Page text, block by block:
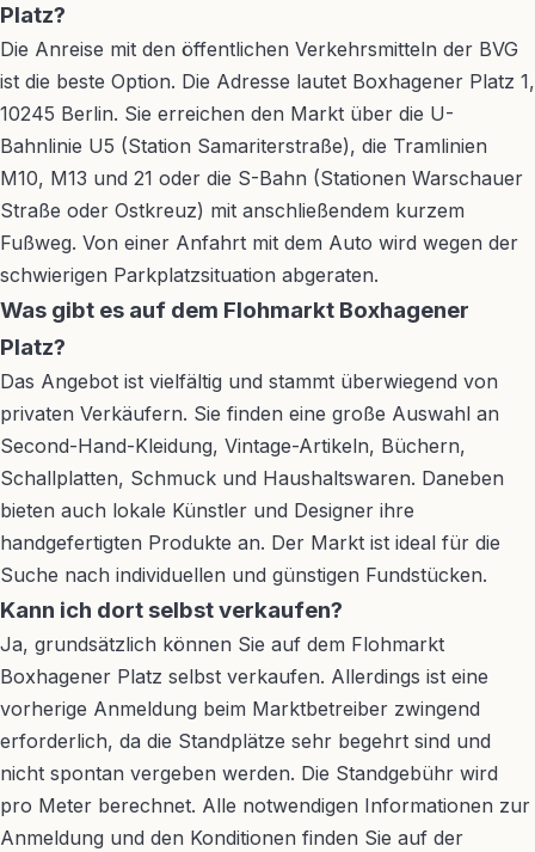
Platz?
Die Anreise mit den öffentlichen Verkehrsmitteln der BVG
ist die beste Option. Die Adresse lautet Boxhagener Platz 1,
10245 Berlin. Sie erreichen den Markt über die U-
Bahnlinie U5 (Station Samariterstraße), die Tramlinien
M10, M13 und 21 oder die S-Bahn (Stationen Warschauer
Straße oder Ostkreuz) mit anschließendem kurzem
Fußweg. Von einer Anfahrt mit dem Auto wird wegen der
schwierigen Parkplatzsituation abgeraten.
Was gibt es auf dem Flohmarkt Boxhagener
Platz?
Das Angebot ist vielfältig und stammt überwiegend von
privaten Verkäufern. Sie finden eine große Auswahl an
Second-Hand-Kleidung, Vintage-Artikeln, Büchern,
Schallplatten, Schmuck und Haushaltswaren. Daneben
bieten auch lokale Künstler und Designer ihre
handgefertigten Produkte an. Der Markt ist ideal für die
Suche nach individuellen und günstigen Fundstücken.
Kann ich dort selbst verkaufen?
Ja, grundsätzlich können Sie auf dem Flohmarkt
Boxhagener Platz selbst verkaufen. Allerdings ist eine
vorherige Anmeldung beim Marktbetreiber zwingend
erforderlich, da die Standplätze sehr begehrt sind und
nicht spontan vergeben werden. Die Standgebühr wird
pro Meter berechnet. Alle notwendigen Informationen zur
Anmeldung und den Konditionen finden Sie auf der